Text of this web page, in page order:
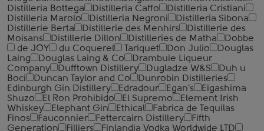
Distilleria Bottega
Distilleria Caffo
Distilleria Cristiani
Distilleria Marolo
Distilleria Negroni
Distilleria Sibona
Distillerie Berta
Distillerie des Menhirs
Distillerie des
Moisans
Distillerie Dillon Distilleries de Matha
Dobbe
de JOY
du Coquerel Tariquet Don Julio
Douglas
Laing
Douglas Laing & Co
Drambuie Liqueur
Company
Dufftown Distillery Dugladze W&S
Duh u
Boci
Duncan Taylor and Co
Dunrobin Distilleries
Edinburgh Gin Distillery
Edradour Egan's
Eigashima
Shuzo
El Ron Prohibido El Supremo
Element Irish
Whiskey
Elephant Gin Ethical
Fabrica de Tequilas
Finos
Fauconnier Fettercairn Distillery
Fifth
Generation
Filliers
Finlandia Vodka Worldwide LTD